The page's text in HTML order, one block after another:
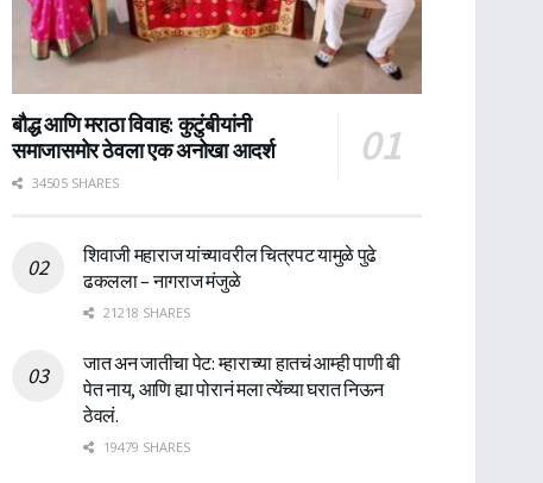
बौद्ध आणि मराठा विवाह: कुटुंबीयांनी
समाजासमोर ठेवला एक अनोखा आदर्श
34505 SHARES
शिवाजी महाराज यांच्यावरील चित्रपट यामुळे पुढे
ढकलला – नागराज मंजुळे
21218 SHARES
जात अन जातीचा पेट: म्हाराच्या हातचं आम्ही पाणी बी
पेत नाय, आणि ह्या पोरानं मला त्येंच्या घरात निऊन
ठेवलं.
19479 SHARES